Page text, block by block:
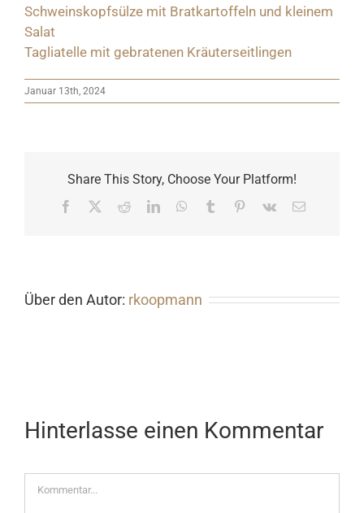
Schweinskopfsülze mit Bratkartoffeln und kleinem
Salat
Tagliatelle mit gebratenen Kräuterseitlingen
Januar 13th, 2024
Share This Story, Choose Your Platform!
Facebook RedditLinkedInWhatsApp
Tumblr Pinterest
Vk
E-
Über den Autor: rkoopmann
Hinterlasse einen Kommentar